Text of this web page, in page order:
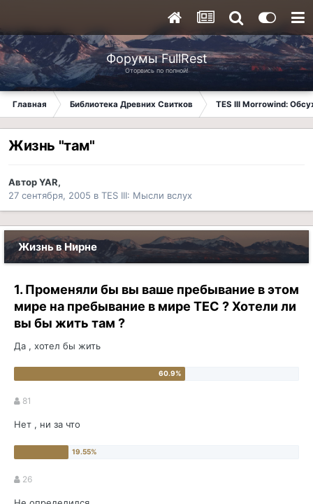
Форумы FullRest
Оторвись по полной!
Главная Библиотека Древних Свитков TES III Morrowind:
Жизнь "там"
АвторYAR,
27 сентября, 2005 в TES III: Мысли вслух
Жизнь в Нирне
1. Променяли бы вы ваше пребывание в этом
мире на пребывание в мире ТЕС ? Хотели ли
вы бы жить там ?
Да , хотел бы жить
81
Нет , ни за что
26